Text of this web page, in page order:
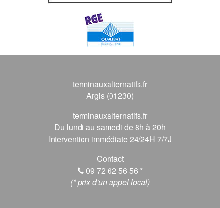
terminauxalternatifs.fr
Argis (01230)
terminauxalternatifs.fr
Du lundi au samedi de 8h à 20h
Intervention immédiate 24/24H 7/7J
Contact
09 72 62 56 56 *
(* prix d'un appel local)